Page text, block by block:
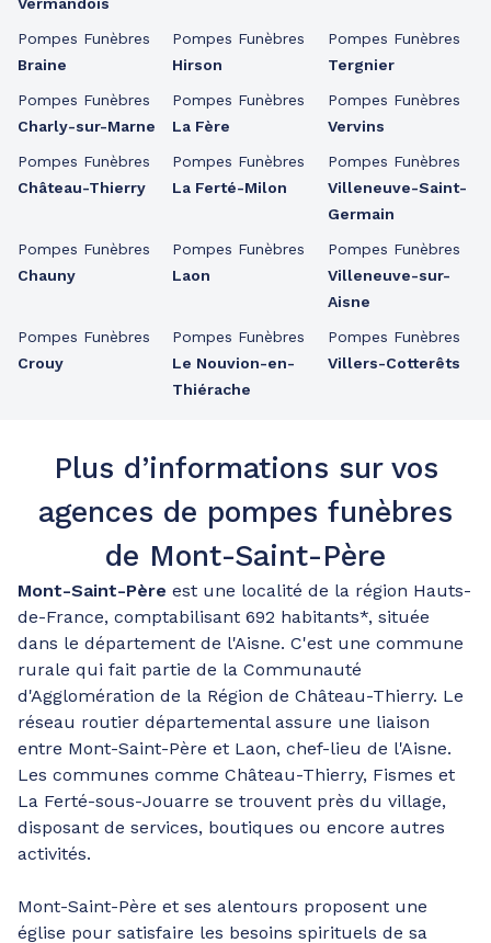
Pompes Funèbres
Braine
Pompes Funèbres
Charly-sur-Marne
Pompes Funèbres
Château-Thierry
Pompes Funèbres
Chauny
Pompes Funèbres
Crouy
Pompes Funèbres
Hirson
Pompes Funèbres
La Fère
Pompes Funèbres
La Ferté-Milon
Pompes Funèbres
Laon
Pompes Funèbres
Le Nouvion-en-
Thiérache
Pompes Funèbres
Tergnier
Pompes Funèbres
Vervins
Pompes Funèbres
Villeneuve-Saint-
Germain
Pompes Funèbres
Villeneuve-sur-
Aisne
Pompes Funèbres
Villers-Cotterêts
Plus d’informations sur vos
agences de pompes funèbres
de Mont-Saint-Père
Mont-Saint-Père est une localité de la région Hauts-
de-France, comptabilisant 692 habitants*, située
dans le département de l'Aisne. C'est une commune
rurale qui fait partie de la Communauté
d'Agglomération de la Région de Château-Thierry. Le
réseau routier départemental assure une liaison
entre Mont-Saint-Père et Laon, chef-lieu de l'Aisne.
Les communes comme Château-Thierry, Fismes et
La Ferté-sous-Jouarre se trouvent près du village,
disposant de services, boutiques ou encore autres
activités.
Mont-Saint-Père et ses alentours proposent une
église pour satisfaire les besoins spirituels de sa